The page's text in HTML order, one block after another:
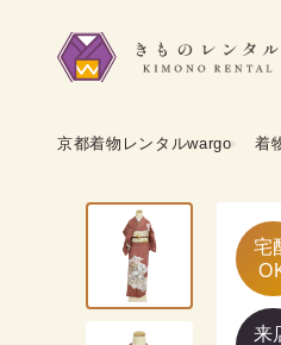
京都着物レンタルwargo 着
宅
来